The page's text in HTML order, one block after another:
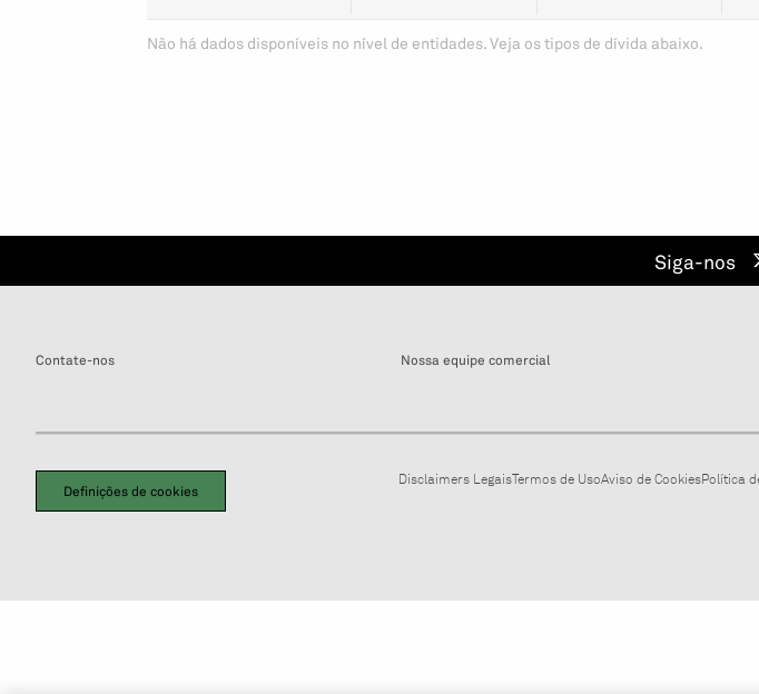
Não há dados disponíveis no nível de entidades. Veja os tipos de dívida abaixo.
Siga-nos
Contate-nos Nossa equipe comercial
Definições de cookies
Disclaimers LegaisTermos de UsoAviso de CookiesPolítica